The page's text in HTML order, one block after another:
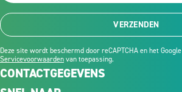
CONTACTGEGEVENS
VERZENDEN
Deze site wordt beschermd door reCAPTCHA en het Google
Servicevoorwaardenvan toepassing.